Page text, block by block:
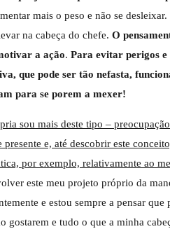
mais o peso e não se
na cabeça do chefe. O
a ação. Para evitar perigos e
que pode ser tão nefasta,
para se porem a mexer!
sou mais deste tipo –
presente e, até descobrir este
por exemplo, relativamente ao
este meu projeto próprio da
e estou sempre a pensar
gostarem e tudo o que a minha